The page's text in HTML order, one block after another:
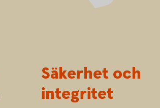
Säkerhet och
integritet